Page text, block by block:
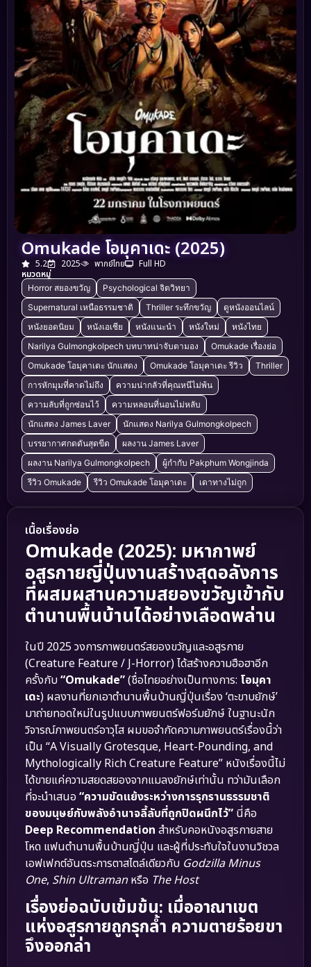
Omukade โอมุคาเดะ (2025)
5.2 2025 พากย์ไทย
Full HD
หมวดหมู่
Horror สยองขวัญ
Psychological จิตวิทยา
Supernatural เหนือธรรมชาติ
Thriller ระทึกขวัญ
ดูหนังออนไลน์
หนังยอดนิยม
หนังเอเชีย หนังแนะนำ หนังใหม่
หนังไทย
Narilya Gulmongkolpech บทบาทน่าจับตามอง
Omukade เรื่องย่อ
Omukade โอมุคาเดะ นักแสดง
Omukade โอมุคาเดะ รีวิว
Thriller
การหักมุมที่คาดไม่ถึง
ความน่ากลัวที่คุณหนีไม่พ้น
ความลับที่ถูกซ่อนไว้
ความหลอนที่นอนไม่หลับ
นักแสดง James Laver
นักแสดง Narilya Gulmongkolpech
บรรยากาศกดดันสุดขีด
ผลงาน James Laver
ผลงาน Narilya Gulmongkolpech
ผู้กำกับ Pakphum Wongjinda
รีวิว Omukade
รีวิว Omukade โอมุคาเดะ เดาทางไม่ถูก
เนื้อเรื่องย่อ
Omukade (2025): มหากาพย์
อสูรกายญี่ปุ่นงานสร้างสุดอลังการ
ที่ผสมผสานความสยองขวัญเข้ากับ
ตำนานพื้นบ้านได้อย่างเลือดพล่าน
ในปี 2025 วงการภาพยนตร์สยองขวัญและอสูรกาย
(Creature Feature / J-Horror) ได้สร้างความฮือฮาอีก
ครั้งกับ“Omukade”(ชื่อไทยอย่างเป็นทางการ: โอมุคา
เดะ) ผลงานที่ยกเอาตำนานพื้นบ้านญี่ปุ่นเรื่อง ‘ตะขาบยักษ์’
มาถ่ายทอดใหม่ในรูปแบบภาพยนตร์ฟอร์มยักษ์ ในฐานะนัก
วิจารณ์ภาพยนตร์อาวุโส ผมขอจำกัดความภาพยนตร์เรื่องนี้ว่า
เป็น “A Visually Grotesque, Heart-Pounding, and
Mythologically Rich Creature Feature” หนังเรื่องนี้ไม่
ได้ขายแค่ความสยดสยองจากแมลงยักษ์เท่านั้น ทว่ามันเลือก
ที่จะนำเสนอ “ความขัดแย้งระหว่างการรุกรานธรรมชาติ
ของมนุษย์กับพลังอำนาจลี้ลับที่ถูกปิดผนึกไว้” นี่คือ
Deep Recommendation สำหรับคอหนังอสูรกายสาย
โหด แฟนตำนานพื้นบ้านญี่ปุ่น และผู้ที่ประทับใจในงานวิชวล
เอฟเฟกต์อันตระการตาสไตล์เดียวกับ Godzilla Minus
One, Shin Ultramanหรือ The Host
เรื่องย่อฉบับเข้มข้น: เมื่ออาณาเขต
แห่งอสูรกายถูกรุกล้ำ ความตายร้อยขา
จึงออกล่า